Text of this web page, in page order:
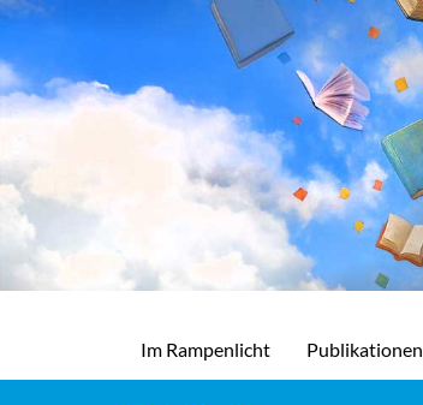
Im Rampenlicht Publikationen